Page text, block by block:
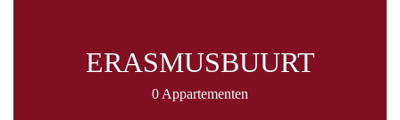
ERASMUSBUURT
0 Appartementen